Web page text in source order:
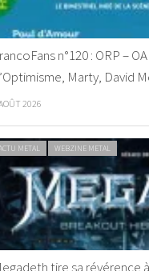
n°120 : ORP –
Marty, David
2026
METAL WEBZINE METAL
tire sa révérence